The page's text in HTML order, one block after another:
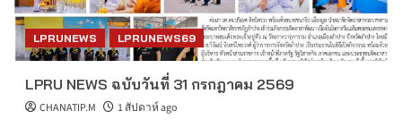
LPRUNEWS LPRUNEWS69
LPRU NEWS ฉบับวันที่ 31 กรกฎาคม 2569
CHANATIP.M 1 สัปดาห์ ago